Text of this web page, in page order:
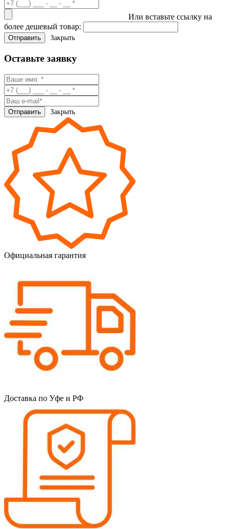
Или вставьте ссылку на
более дешевый товар:
Закрыть
Оставьте заявку
Закрыть
Официальная гарантия
Доставка по Уфе и РФ